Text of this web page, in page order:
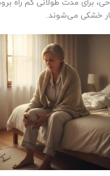
برای مدت طولانی کم راه
خشکی می‌شوند.